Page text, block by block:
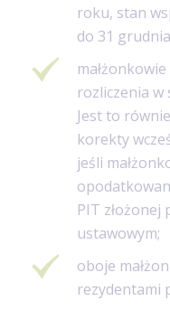
roku, stan
do 31
rozliczenia w
Jest to
korekty
jeśli
PIT
ustawowym;
oboje
rezydentami